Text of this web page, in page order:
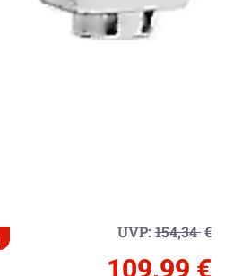
UVP: 154,34€
109,99 €